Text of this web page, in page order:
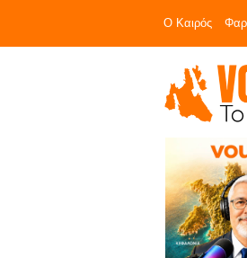
Ο Καιρός